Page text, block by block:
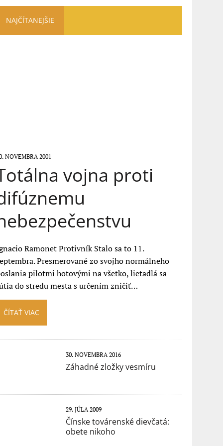
NAJČÍTANEJŠIE
NOVEMBRA 2001
vojna proti
Ramonet Protivník Stalo sa to 11.
Presmerované zo svojho normálneho
pilotmi hotovými na všetko, lietadlá sa
do stredu mesta s určením zničiť…
ČÍTAŤ VIAC
30. NOVEMBRA 2016
Záhadné zložky vesmíru
29. JÚLA 2009
Čínske továrenské dievčatá:
obete nikoho